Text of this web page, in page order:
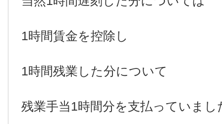
1時間賃金を控除し
1時間残業した分について
残業手当1時間分を支払っていまし